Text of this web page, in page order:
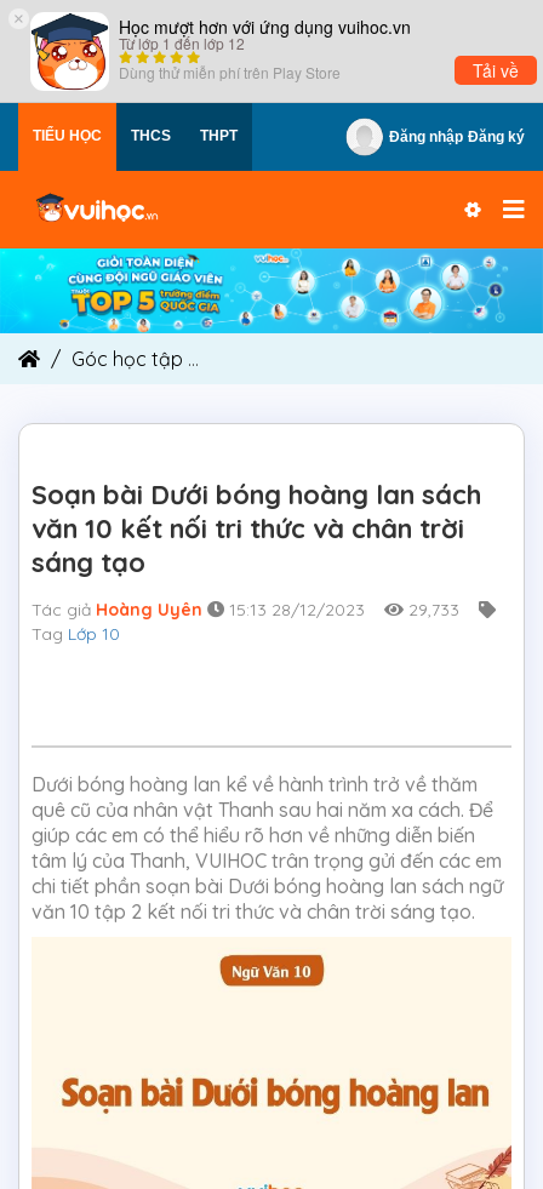
× Học mượt hơn với ứng dụng vuihoc.vn
Từ lớp 1 đến lớp 12
Dùng thử miễn phí trên Play Store Tải về
TIỂU HỌC THCS THPT Đăng nhập Đăng ký
Góc học tập
Soạn bài Dưới bóng hoàng lan sách
văn 10 kết nối tri thức và chân trời
sáng tạo
Tác giả Hoàng Uyên 15:13 28/12/2023
29,733
Tag Lớp 10
Dưới bóng hoàng lan kể về hành trình trở về thăm
quê cũ của nhân vật Thanh sau hai năm xa cách. Để
giúp các em có thể hiểu rõ hơn về những diễn biến
tâm lý của Thanh, VUIHOC trân trọng gửi đến các em
chi tiết phần soạn bài Dưới bóng hoàng lan sách ngữ
văn 10 tập 2 kết nối tri thức và chân trời sáng tạo.